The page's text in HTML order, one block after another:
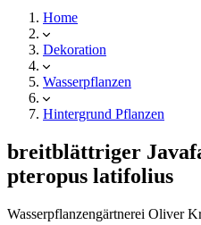
Home
Dekoration
Wasserpflanzen
Hintergrund Pflanzen
breitblättriger
pteropus latifolius
Wasserpflanzengärtnerei Oliver